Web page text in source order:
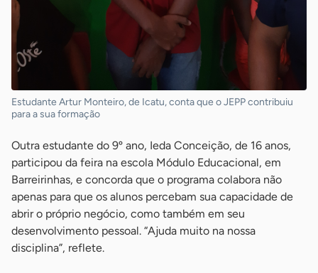
Estudante Artur Monteiro, de Icatu, conta que o JEPP contribuiu
para a sua formação
Outra estudante do 9º ano, Ieda Conceição, de 16 anos,
participou da feira na escola Módulo Educacional, em
Barreirinhas, e concorda que o programa colabora não
apenas para que os alunos percebam sua capacidade de
abrir o próprio negócio, como também em seu
desenvolvimento pessoal. “Ajuda muito na nossa
disciplina”, reflete.